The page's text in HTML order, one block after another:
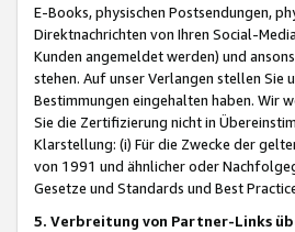
E-Books, physischen Postsendungen,
Direktnachrichten von Ihren Social-
Kunden angemeldet werden) und
stehen. Auf unser Verlangen stellen Sie
Bestimmungen eingehalten haben. Wir
Sie die Zertifizierung nicht in
Klarstellung: (i) Für die Zwecke der
von 1991 und ähnlicher oder
Gesetze und Standards und Best
5. Verbreitung von Partner-Links